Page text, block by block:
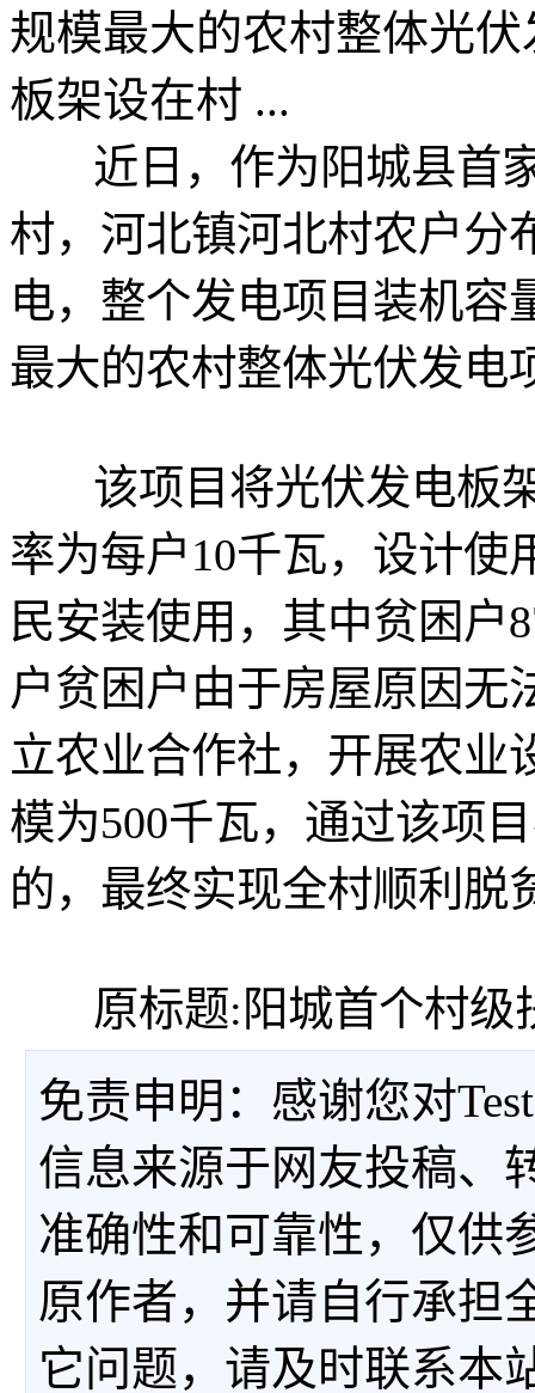
规模最大的农村整体光
板架设在村 ...
近日，作为阳城县首家
村，河北镇河北村农户分
电，整个发电项目装机容
最大的农村整体光伏发电
该项目将光伏发电板架
率为每户10千瓦，设计使
民安装使用，其中贫困户
户贫困户由于房屋原因无
立农业合作社，开展农业
模为500千瓦，通过该项
的，最终实现全村顺利脱
原标题:阳城首个村级
免责申明：感谢您对
信息来源于网友投稿、
准确性和可靠性，仅供
原作者，并请自行承担
它问题，请及时联系本